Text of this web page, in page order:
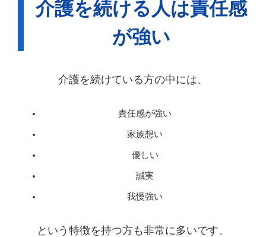
介護を続ける人は責任感
が強い
介護を続けている方の中には、
責任感が強い
家族想い
優しい
誠実
我慢強い
という特徴を持つ方も非常に多いです。